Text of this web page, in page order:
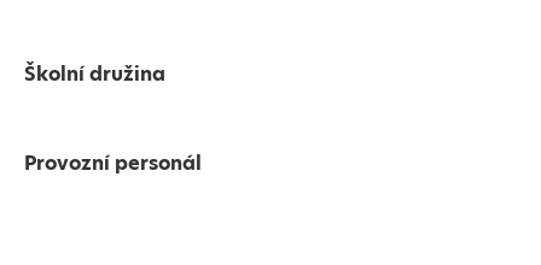
Školní družina
Provozní personál